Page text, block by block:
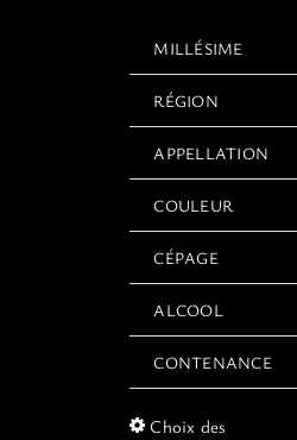
MILLÉSIME
RÉGION
APPELLATION
COULEUR
CÉPAGE
ALCOOL
CONTENANCE
Choix des